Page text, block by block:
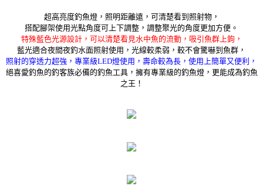
超高亮度釣魚燈，照明距離遠，可清楚看到照射物，
搭配腳架使用光點角度可上下調整，調整聚光的角度更加方便。
特殊藍色光源設計，可以清楚看見水中魚的流動，吸引魚群上鉤，
藍光適合夜間夜釣水面照射使用，光線較柔弱，較不會驚嚇到魚群，
照射的穿透力超強，專業級LED燈使用，壽命較為長，使用上簡單又便利，
絕喜愛釣魚的釣客族必備的釣魚工具，擁有專業級的釣魚燈，更能成為釣魚
之王！